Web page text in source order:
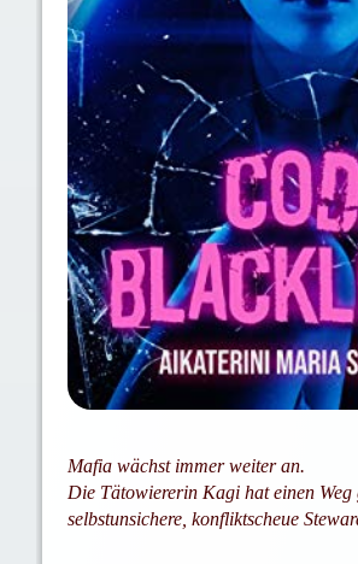
Mafia wächst immer weiter an.
Die Tätowiererin Kagi hat einen
selbstunsichere, konfliktscheue